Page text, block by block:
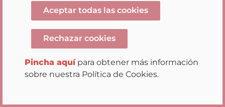
de establecimientos
comerciales afectados por
municipio de Pamplona
Aceptar todas las cookies
Rechazar cookies
Pincha aquí para obtener más información
sobre nuestra Política de Cookies.